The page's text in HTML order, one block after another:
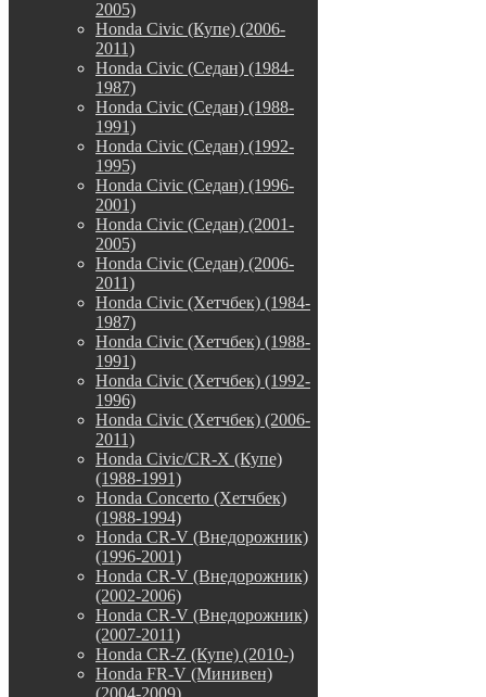
2005)
Honda Civic (Купе) (2006-
2011)
Honda Civic (Седан) (1984-
1987)
Honda Civic (Седан) (1988-
1991)
Honda Civic (Седан) (1992-
1995)
Honda Civic (Седан) (1996-
2001)
Honda Civic (Седан) (2001-
2005)
Honda Civic (Седан) (2006-
2011)
Honda Civic (Хетчбек) (1984-
1987)
Honda Civic (Хетчбек) (1988-
1991)
Honda Civic (Хетчбек) (1992-
1996)
Honda Civic (Хетчбек) (2006-
2011)
Honda Civic/CR-X (Купе)
(1988-1991)
Honda Concerto (Хетчбек)
(1988-1994)
Honda CR-V (Внедорожник)
(1996-2001)
Honda CR-V (Внедорожник)
(2002-2006)
Honda CR-V (Внедорожник)
(2007-2011)
Honda CR-Z (Купе) (2010-)
Honda FR-V (Минивен)
(2004-2009)